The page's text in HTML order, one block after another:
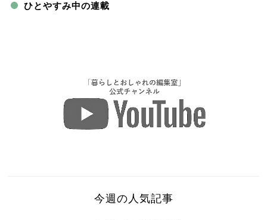
ひとやすみ中の連載
今週の人気記事